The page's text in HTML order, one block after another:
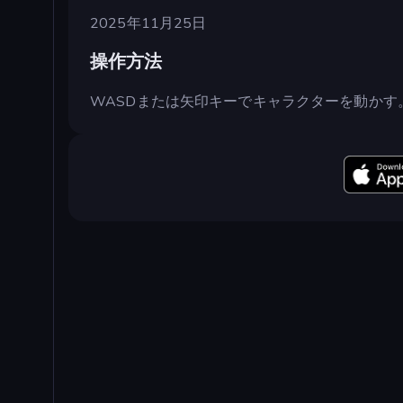
2025年11月25日
操作方法
WASDまたは矢印キーでキャラクターを動かす